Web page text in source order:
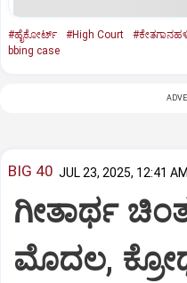
#ಹೈಕೋರ್ಟ್ #High Court
bbing case
BIG 40 JUL 23, 2025, 12:41
ಗೀತಾರ್ಥ
ಮೊದಲ,